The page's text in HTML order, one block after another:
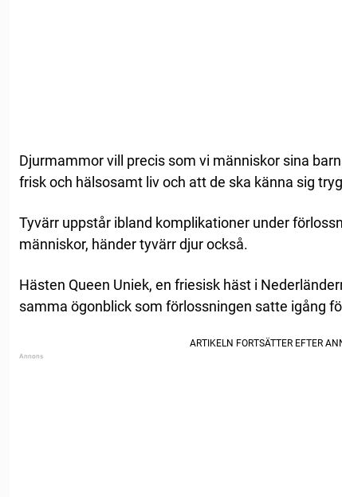
Djurmammor vill precis som vi människor sina
frisk och hälsosamt liv och att de ska känna sig
Tyvärr uppstår ibland komplikationer under
människor, händer tyvärr djur också.
Hästen Queen Uniek, en friesisk häst i
samma ögonblick som förlossningen satte igång